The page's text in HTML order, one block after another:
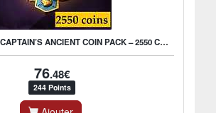
SEA OF THIEVES CAPTAIN’S ANCIENT COIN PACK – 2550 COINS
76.48€
244 Points